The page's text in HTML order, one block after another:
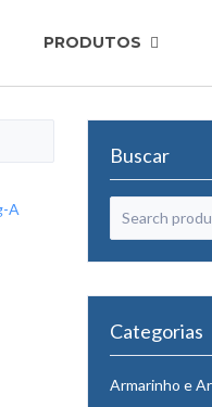
PRODUTOS
Buscar
Categorias
Armarinho e